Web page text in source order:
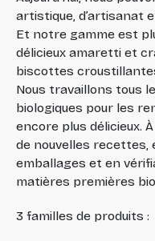
artistique, d’artisanat
Et notre gamme est
délicieux amaretti et
biscottes
Nous travaillons tous
biologiques pour les
encore plus délicieux.
de nouvelles
emballages et en
matières premières
3 familles de produits :